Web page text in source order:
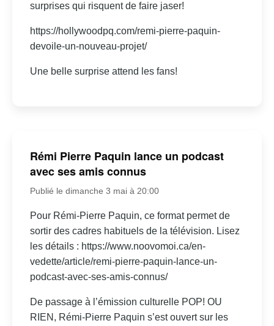
surprises qui risquent de faire jaser!
https://hollywoodpq.com/remi-pierre-paquin-
devoile-un-nouveau-projet/
Une belle surprise attend les fans!
Rémi Pierre Paquin lance un podcast
avec ses amis connus
Publié le dimanche 3 mai à 20:00
Pour Rémi‑Pierre Paquin, ce format permet de
sortir des cadres habituels de la télévision. Lisez
les détails : https://www.noovomoi.ca/en-
vedette/article/remi-pierre-paquin-lance-un-
podcast-avec-ses-amis-connus/
De passage à l’émission culturelle POP! OU
RIEN, Rémi‑Pierre Paquin s’est ouvert sur les